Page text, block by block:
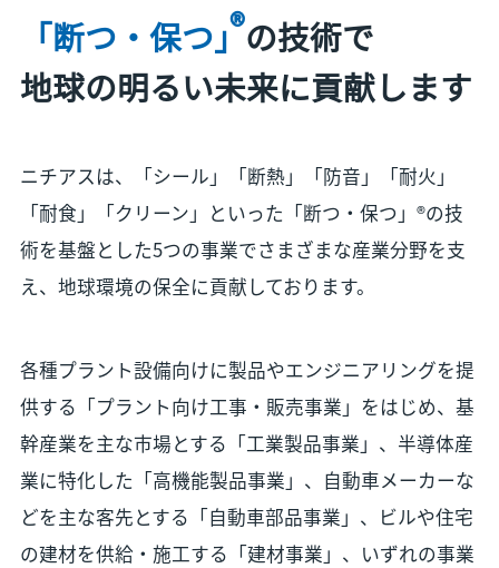
「断つ・保つ」
®の技術で
地球の明るい未来に貢献します
ニチアスは、「シール」「断熱」「防音」「耐火」
「耐食」「クリーン」といった「断つ・保つ」®の技
術を基盤とした5つの事業でさまざまな産業分野を支
え、地球環境の保全に貢献しております。
各種プラント設備向けに製品やエンジニアリングを提
供する「プラント向け工事・販売事業」をはじめ、基
幹産業を主な市場とする「工業製品事業」、半導体産
業に特化した「高機能製品事業」、自動車メーカーな
どを主な客先とする「自動車部品事業」、ビルや住宅
の建材を供給・施工する「建材事業」、いずれの事業